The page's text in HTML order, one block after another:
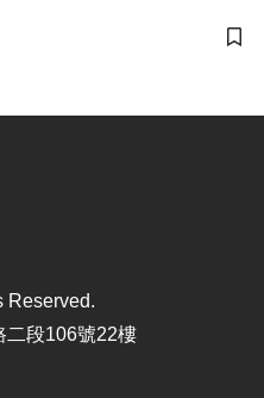
儲
Reserved.
二段106號22樓